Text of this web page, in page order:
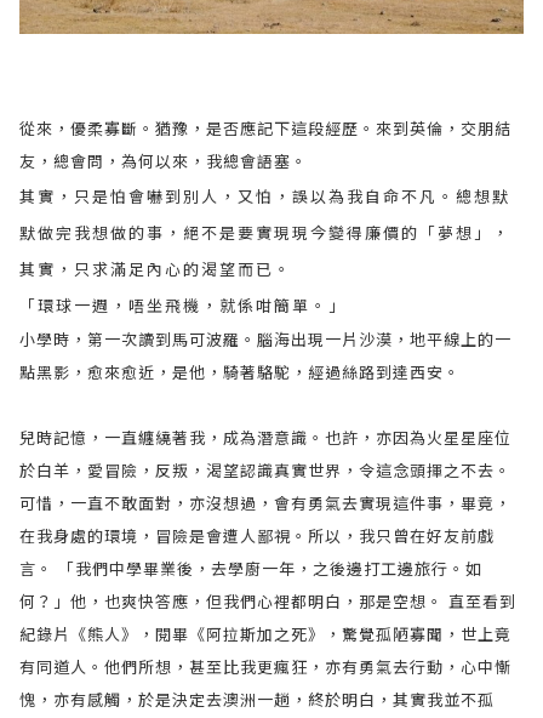
從來，優柔寡斷。猶豫，是否應記下這段經歷。來到英倫，交朋結
友，總會問，為何以來，我總會語塞。
其實，只是怕會嚇到別人，又怕，誤以為我自命不凡。總想默
默做完我想做的事，絕不是要實現現今變得廉價的「夢想」，
其實，只求滿足內心的渴望而已。
「環球一週，唔坐飛機，就係咁簡單。」
小學時，第一次讀到馬可波羅。腦海出現一片沙漠，地平線上的一
點黑影，愈來愈近，是他，騎著駱駝，經過絲路到達西安。
兒時記憶，一直纏繞著我，成為潛意識。也許，亦因為火星星座位
於白羊，愛冒險，反叛，渴望認識真實世界，令這念頭揮之不去。
可惜，一直不敢面對，亦沒想過，會有勇氣去實現這件事，畢竟，
在我身處的環境，冒險是會遭人鄙視。所以，我只曾在好友前戲
言。 「我們中學畢業後，去學廚一年，之後邊打工邊旅行。如
何？」他，也爽快答應，但我們心裡都明白，那是空想。 直至看到
紀錄片《熊人》，閱畢《阿拉斯加之死》，驚覺孤陋寡聞，世上竟
有同道人。他們所想，甚至比我更瘋狂，亦有勇氣去行動，心中慚
愧，亦有感觸，於是決定去澳洲一趟，終於明白，其實我並不孤